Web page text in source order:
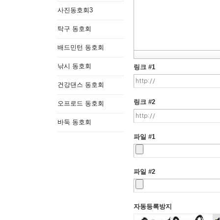
사진동호회3
탁구 동호회
배드민턴 동호회
낚시 동호회
건강댄스 동호회
오프로드 동호회
바둑 동호회
링크 #1
링크 #2
파일 #1
파일 #2
자동등록방지